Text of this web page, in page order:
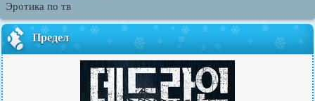
Эротика по тв
Предел